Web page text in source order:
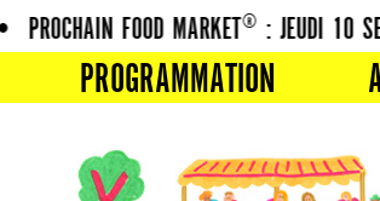
PROCHAIN FOOD MARKET® : JEUDI 10
PROGRAMMATION